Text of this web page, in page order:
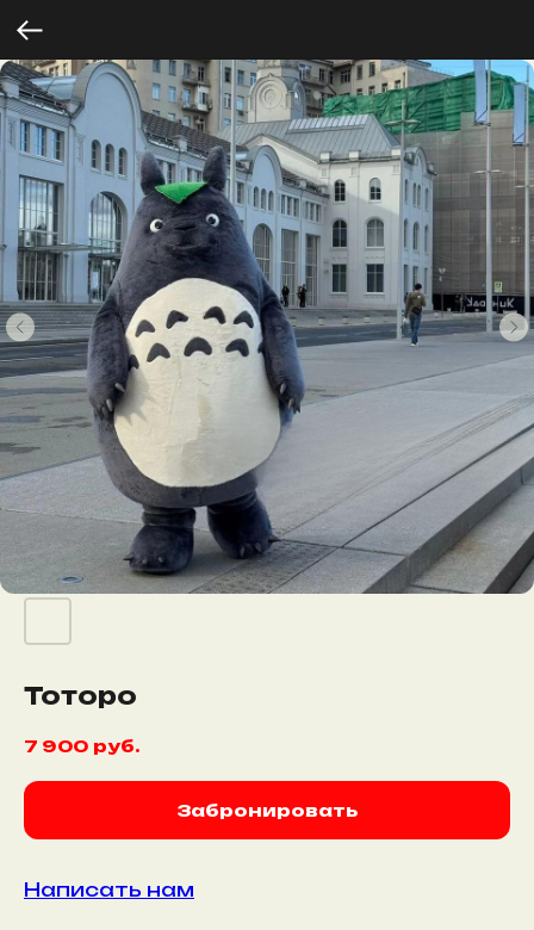
Тоторо
7 900 руб.
Забронировать
Написать нам